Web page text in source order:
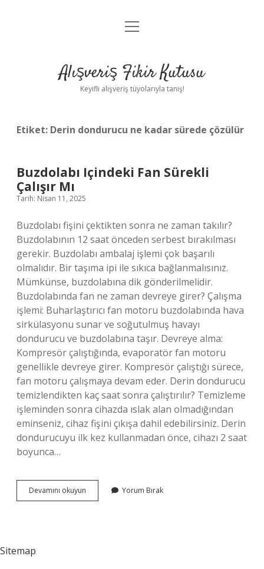
Anasayfa
Yasal Uyarı
menüyü
Alışveriş Fikir Kutusu
Keyifli alışveriş tüyolarıyla tanış!
Etiket: Derin dondurucu ne kadar sürede çözülür
Buzdolabı Içindeki Fan Sürekli
Çalışır Mı
Tarih: Nisan 11, 2025
Buzdolabı fişini çektikten sonra ne zaman takılır?
Buzdolabının 12 saat önceden serbest bırakılması
gerekir. Buzdolabı ambalaj işlemi çok başarılı
olmalıdır. Bir taşıma ipi ile sıkıca bağlanmalısınız.
Mümkünse, buzdolabına dik gönderilmelidir.
Buzdolabında fan ne zaman devreye girer? Çalışma
işlemi: Buharlaştırıcı fan motoru buzdolabında hava
sirkülasyonu sunar ve soğutulmuş havayı
dondurucu ve buzdolabına taşır. Devreye alma:
Kompresör çalıştığında, evaporatör fan motoru
genellikle devreye girer. Kompresör çalıştığı sürece,
fan motoru çalışmaya devam eder. Derin dondurucu
temizlendikten kaç saat sonra çalıştırılır? Temizleme
işleminden sonra cihazda ıslak alan olmadığından
eminseniz, cihaz fişini çıkışa dahil edebilirsiniz. Derin
dondurucuyu ilk kez kullanmadan önce, cihazı 2 saat
boyunca…
Devamını okuyun Buzdolabı
Içindeki
Yorum Bırak
Sitemap